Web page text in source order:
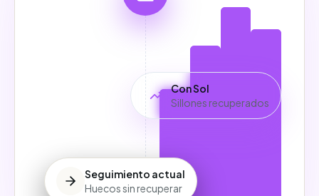
Seguimiento actual
Huecos sin recuperar
Con Sol
Sillones recuperados